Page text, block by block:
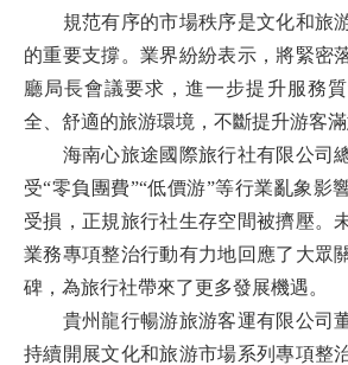
規范有序的市場秩序是文化和旅
的重要支撐。業界紛紛表示，將緊密
廳局長會議要求，進一步提升服務
全、舒適的旅游環境，不斷提升游客滿
海南心旅途國際旅行社有限公司總
受“零負團費”“低價游”等行業亂象影
受損，正規旅行社生存空間被擠壓。
業務專項整治行動有力地回應了大眾
碑，為旅行社帶來了更多發展機遇。
貴州龍行暢游旅游客運有限公司董
持續開展文化和旅游市場系列專項整